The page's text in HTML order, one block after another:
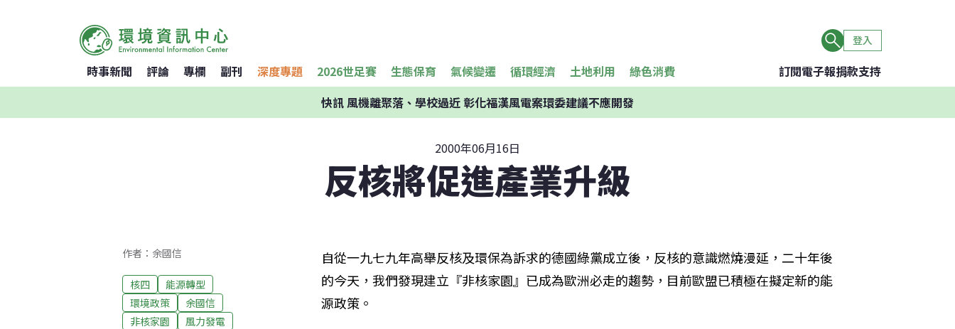
登入
時事新聞 評論 專欄 副刊 深度專題 2026世足賽 生態保育 氣候變遷 循環經濟 土地利用 綠色消費 訂閱電子報捐款支持
快訊風機離聚落、學校過近 彰化福漢風電案環委建議不應開發
2000年06月16日
反核將促進產業升級
作者：余國信
核四
能源轉型
環境政策
余國信
非核家園
風力發電
自從一九七九年高舉反核及環保為訴求的德國綠黨成立後，反核的意識燃燒漫延，二十年後
的今天，我們發現建立『非核家園』已成為歐洲必走的趨勢，目前歐盟已積極在擬定新的能
源政策。